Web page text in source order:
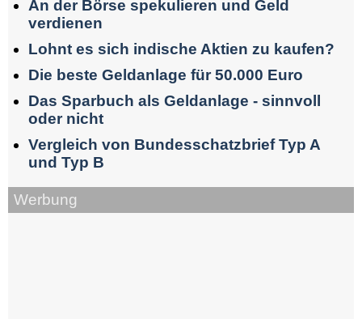
An der Börse spekulieren und Geld
verdienen
Lohnt es sich indische Aktien zu kaufen?
Die beste Geldanlage für 50.000 Euro
Das Sparbuch als Geldanlage - sinnvoll
oder nicht
Vergleich von Bundesschatzbrief Typ A
und Typ B
Werbung